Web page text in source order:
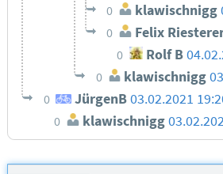
0 klawischnigg
0 Felix
0 Rolf B
0 klawischnigg
0 JürgenB 03.02.2021
0 klawischnigg